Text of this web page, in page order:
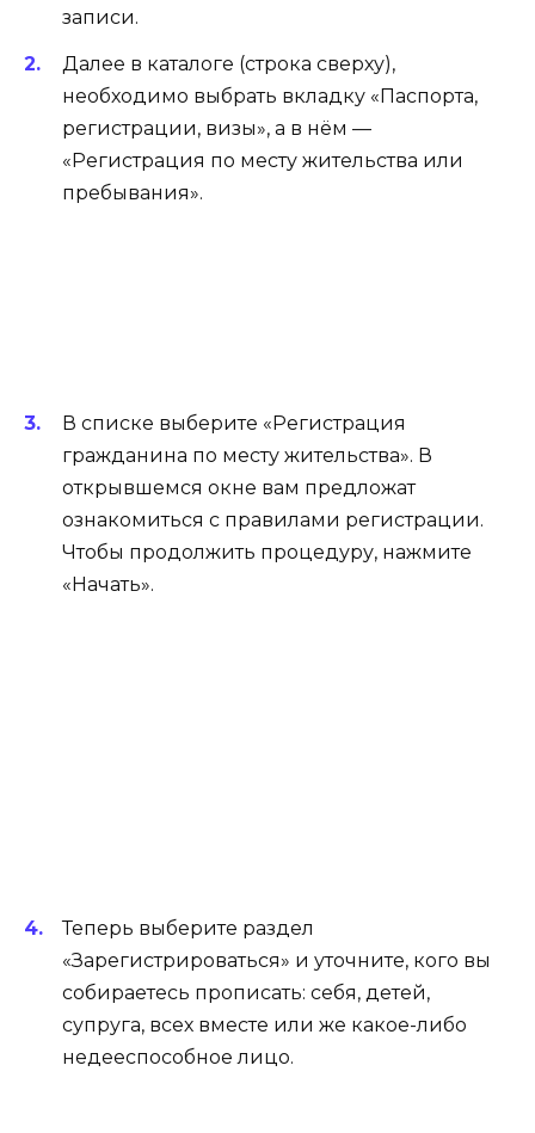
записи.
Далее в каталоге (строка сверху),
необходимо выбрать вкладку «Паспорта,
регистрации, визы», а в нём —
«Регистрация по месту жительства или
пребывания».
В списке выберите «Регистрация
гражданина по месту жительства». В
открывшемся окне вам предложат
ознакомиться с правилами регистрации.
Чтобы продолжить процедуру, нажмите
«Начать».
Теперь выберите раздел
«Зарегистрироваться» и уточните, кого вы
собираетесь прописать: себя, детей,
супруга, всех вместе или же какое-либо
недееспособное лицо.